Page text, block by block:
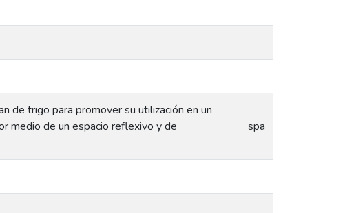
de trigo para promover su utilización en un
medio de un espacio reflexivo y de
spa